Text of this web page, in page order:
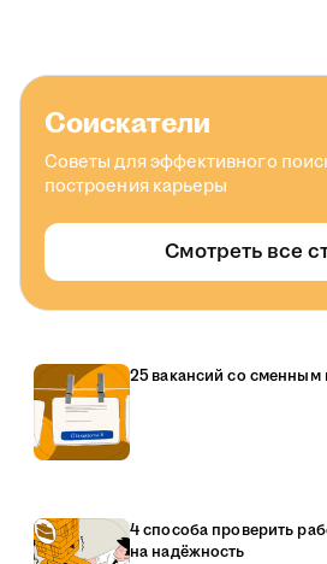
Соискатели
Советы для эффективного
построения карьеры
Смотреть все
25 вакансий со сменным
4 способа проверить
на надёжность